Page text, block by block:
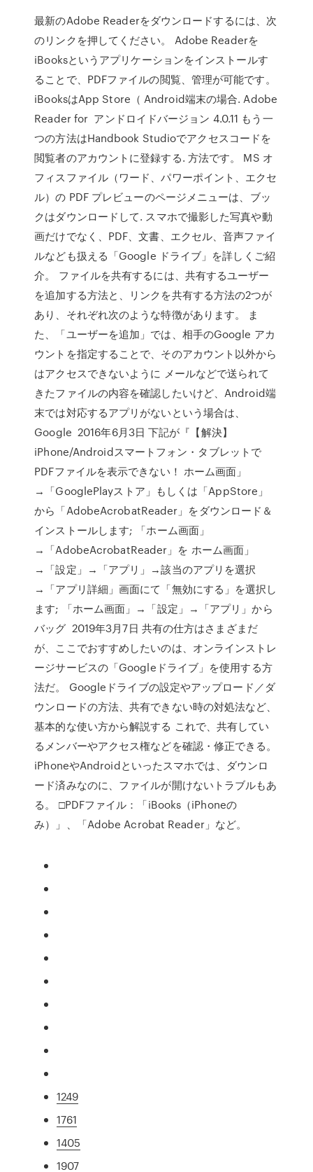
最新のAdobe Readerをダウンロードするには、次
のリンクを押してください。 Adobe Readerを
iBooksというアプリケーションをインストールす
ることで、PDFファイルの閲覧、管理が可能です。
iBooksはApp Store（ Android端末の場合. Adobe
Reader for アンドロイドバージョン 4.0.11 もう一
つの方法はHandbook Studioでアクセスコードを
閲覧者のアカウントに登録する. 方法です。 MS オ
フィスファイル（ワード、パワーポイント、エクセ
ル）の PDF プレビューのページメニューは、ブッ
クはダウンロードして. スマホで撮影した写真や動
画だけでなく、PDF、文書、エクセル、音声ファイ
ルなども扱える「Google ドライブ」を詳しくご紹
介。 ファイルを共有するには、共有するユーザー
を追加する方法と、リンクを共有する方法の2つが
あり、それぞれ次のような特徴があります。 ま
た、「ユーザーを追加」では、相手のGoogle アカ
ウントを指定することで、そのアカウント以外から
はアクセスできないように メールなどで送られて
きたファイルの内容を確認したいけど、Android端
末では対応するアプリがないという場合は、
Google 2016年6月3日 下記が『【解決】
iPhone/Androidスマートフォン・タブレットで
PDFファイルを表示できない！ ホーム画面」
→「GooglePlayストア」もしくは「AppStore」
から「AdobeAcrobatReader」をダウンロード＆
インストールします; 「ホーム画面」
→「AdobeAcrobatReader」を ホーム画面」
→「設定」→「アプリ」→該当のアプリを選択
→「アプリ詳細」画面にて「無効にする」を選択し
ます; 「ホーム画面」→「設定」→「アプリ」から
バッグ 2019年3月7日 共有の仕方はさまざまだ
が、ここでおすすめしたいのは、オンラインストレ
ージサービスの「Googleドライブ」を使用する方
法だ。 Googleドライブの設定やアップロード／ダ
ウンロードの方法、共有できない時の対処法など、
基本的な使い方から解説する これで、共有してい
るメンバーやアクセス権などを確認・修正できる。
iPhoneやAndroidといったスマホでは、ダウンロ
ード済みなのに、ファイルが開けないトラブルもあ
る。 □PDFファイル：「iBooks（iPhoneの
み）」、「Adobe Acrobat Reader」など。
1249
1761
1405
1907